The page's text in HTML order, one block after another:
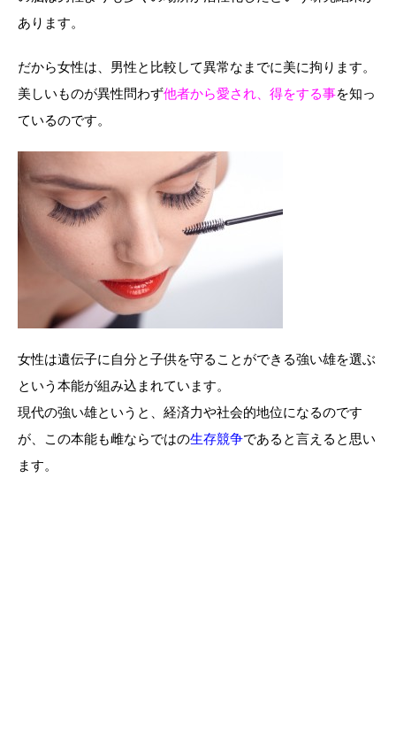
あります。
だから女性は、男性と比較して異常なまでに美に拘ります。
美しいものが異性問わず他者から愛され、得をする事を知っ
ているのです。
女性は遺伝子に自分と子供を守ることができる強い雄を選ぶ
という本能が組み込まれています。
現代の強い雄というと、経済力や社会的地位になるのです
が、この本能も雌ならではの生存競争であると言えると思い
ます。